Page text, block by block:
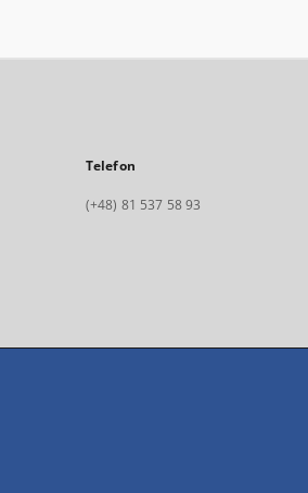
Telefon
(+48) 81 537 58 93